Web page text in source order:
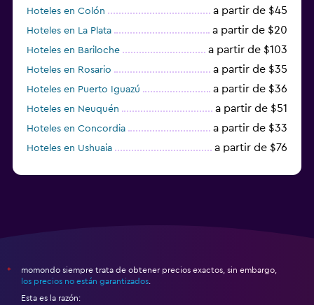
Hoteles en Colón a partir de $45
Hoteles en La Plata a partir de $20
Hoteles en Bariloche a partir de $103
Hoteles en Rosario a partir de $35
Hoteles en Puerto Iguazú a partir de $36
Hoteles en Neuquén a partir de $51
Hoteles en Concordia a partir de $33
Hoteles en Ushuaia a partir de $76
*
momondo siempre trata de obtener precios exactos, sin embargo,
los precios no están garantizados
Esta es la razón: